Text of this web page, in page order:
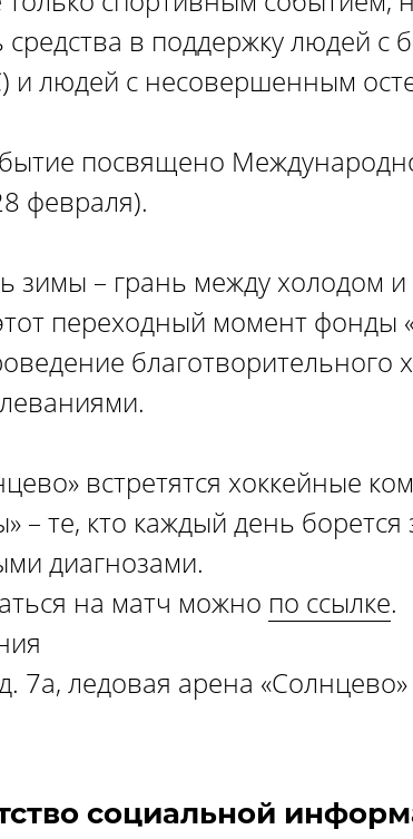
средства в поддержку людей
и людей с несовершенным
посвящено
февраля).
зимы – грань между холодом
переходный момент фонды
благотворительного
встретятся хоккейные
– те, кто каждый день
диагнозами.
на матч можно по ссылке.
7а, ледовая арена «Солнцево»
социальной